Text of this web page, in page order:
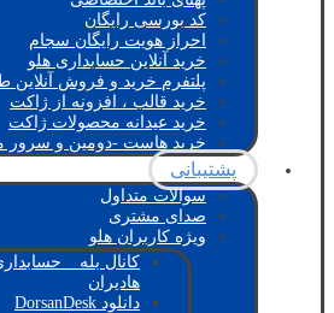
کد بورسی رایگان
احراز هویت رایگان سجام
خرید آنلاین حسابداری هلو
پلتفرم خرید و فروش آنلاین
خرید قالب ، افزونه از ژاکت
خرید عیدانه محصولات ژاکت
خرید هاست -دومین و سرور
پشتیبانی
سوالات متداول
صدای مشتری
ویژه کاربران هلو
کانال بله _
هادیران
دانلود DorsanDesk